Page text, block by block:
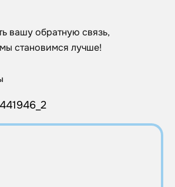
вашу обратную связь,
становимся лучше!